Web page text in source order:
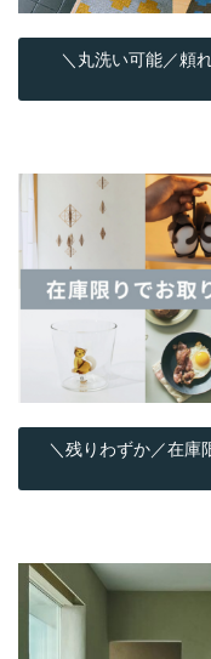
＼丸洗い可能／頼
＼残りわずか／在庫